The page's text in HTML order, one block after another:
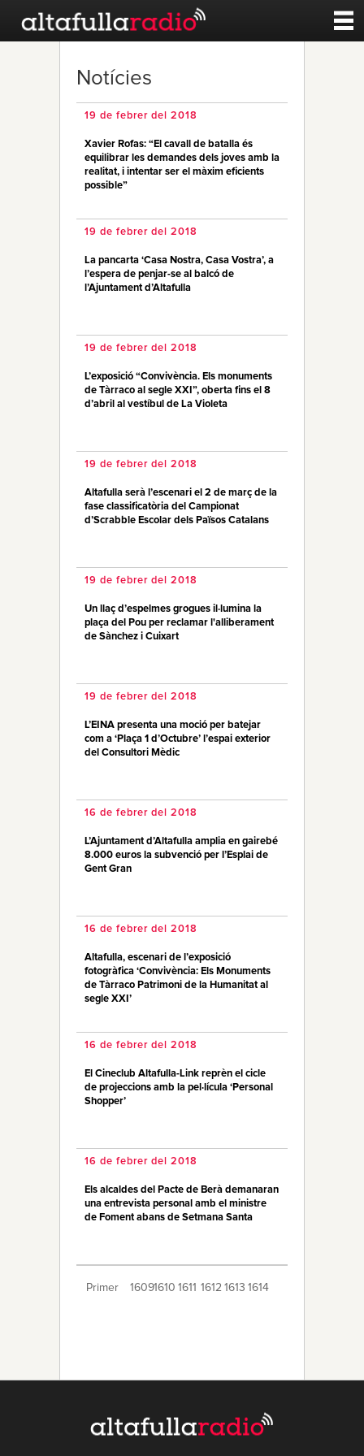
Esports
Qui Som
Notícies
19 de febrer del 2018
Xavier Rofas: “El cavall de batalla és
equilibrar les demandes dels joves amb la
realitat, i intentar ser el màxim eficients
possible”
19 de febrer del 2018
La pancarta ‘Casa Nostra, Casa Vostra’, a
l’espera de penjar-se al balcó de
l’Ajuntament d’Altafulla
19 de febrer del 2018
L’exposició “Convivència. Els monuments
de Tàrraco al segle XXI”, oberta fins el 8
d’abril al vestíbul de La Violeta
19 de febrer del 2018
Altafulla serà l’escenari el 2 de març de la
fase classificatòria del Campionat
d’Scrabble Escolar dels Països Catalans
19 de febrer del 2018
Un llaç d’espelmes grogues il·lumina la
plaça del Pou per reclamar l'alliberament
de Sànchez i Cuixart
19 de febrer del 2018
L’EINA presenta una moció per batejar
com a ‘Plaça 1 d’Octubre’ l’espai exterior
del Consultori Mèdic
16 de febrer del 2018
L’Ajuntament d’Altafulla amplia en gairebé
8.000 euros la subvenció per l’Esplai de
Gent Gran
16 de febrer del 2018
Altafulla, escenari de l’exposició
fotogràfica ‘Convivència: Els Monuments
de Tàrraco Patrimoni de la Humanitat al
segle XXI’
16 de febrer del 2018
El Cineclub Altafulla-Link reprèn el cicle
de projeccions amb la pel·lícula ‘Personal
Shopper’
16 de febrer del 2018
Els alcaldes del Pacte de Berà demanaran
una entrevista personal amb el ministre
de Foment abans de Setmana Santa
Primer 16091610 1611 1612 1613 1614
16231624162516261627 Últim